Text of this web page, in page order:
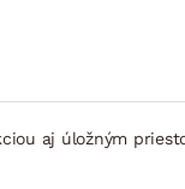
aj úložným